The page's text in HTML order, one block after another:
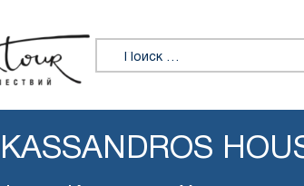
Искать:
KASSANDROS